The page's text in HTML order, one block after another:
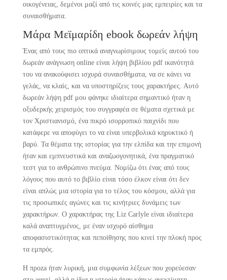
οικογένειας, δεμένοι μαζί από τις κοινές μας εμπειρίες και τα
συναισθήματα.
Μάρα Μεϊμαρίδη ebook δωρεάν λήψη
Ένας από τους πιο οπτικά αναγνωρίσιμους τομείς αυτού του
δωρεάν ανάγνωση online είναι λήψη βιβλίου pdf ικανότητά
του να ανακούφισει ισχυρά συναισθήματα, να σε κάνει να
γελάς, να κλαίς, και να υποστηρίζεις τους χαρακτήρες. Αυτό
δωρεάν λήψη pdf μου φάνηκε ιδιαίτερα σημαντικό ήταν η
οξυδερκής χειρισμός του συγγραφέα σε θέματα σχετικά με
τον Χριστιανισμό, ένα πικρό ισορροπικό παιχνίδι που
κατάφερε να αποφύγει το να είναι υπερβολικά κηρυκτικό ή
βαρύ. Τα θέματα της ιστορίας για την ελπίδα και την επιμονή
ήταν και εμπνευστικά και αναζωογονητικά, ένα πραγματικό
τεστ για το ανθρώπινο πνεύμα. Νομίζω ότι ένας από τους
λόγους που αυτό το βιβλίο είναι τόσο έλκον είναι ότι δεν
είναι απλώς μια ιστορία για το τέλος του κόσμου, αλλά για
τις προσωπικές αγώνες και τις κινήτριες δυνάμεις των
χαρακτήρων. Ο χαρακτήρας της Liz Carlyle είναι ιδιαίτερα
καλά αναπτυγμένος, με έναν ισχυρό αίσθημα
αποφασιστικότητας και πεποίθησης που κινεί την πλοκή προς
τα εμπρός.
Η προza ήταν λυρική, μια συμφωνία λέξεων που χορεύεσαν